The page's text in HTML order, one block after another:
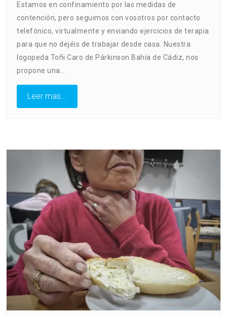
Estamos en confinamiento por las medidas de
contención, pero seguimos con vosotros por contacto
telefónico, virtualmente y enviando ejercicios de terapia
para que no dejéis de trabajar desde casa. Nuestra
logopeda Toñi Caro de Párkinson Bahía de Cádiz, nos
propone una…
Leer mas...